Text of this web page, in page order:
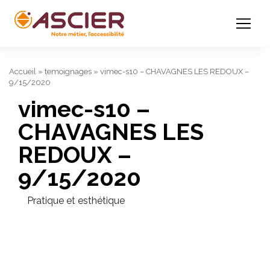
Accueil » temoignages » vimec-s10 – CHAVAGNES LES REDOUX –
9/15/2020
vimec-s10 –
CHAVAGNES LES
REDOUX –
9/15/2020
Pratique et esthétique